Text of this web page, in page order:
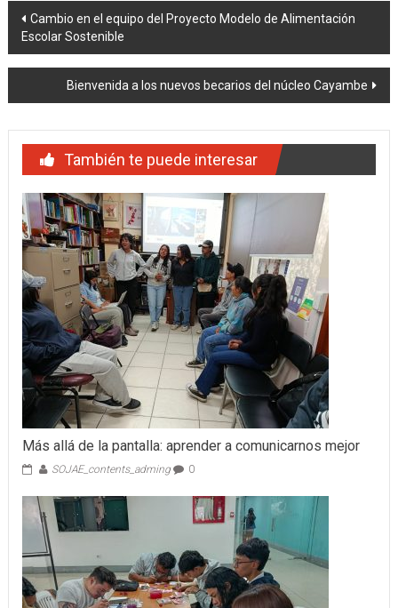
Navegación
de
entradas
Cambio en el equipo del Proyecto Modelo de Alimentación
Escolar Sostenible
Bienvenida a los nuevos becarios del núcleo Cayambe
También te puede interesar
Más allá de la pantalla: aprender a comunicarnos mejor
SOJAE_contents_adming 0